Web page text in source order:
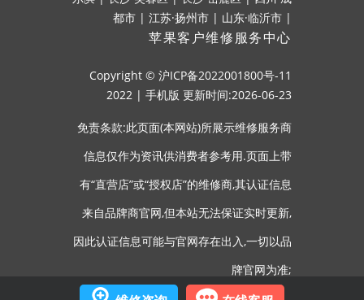
都市 | 江苏·扬州市 | 山东·临沂市 |
苹果客户维修服务中心
Copyright © 沪ICP备2022001800号-11
2022 | 手机版 更新时间:2026-06-23
免责条款:此页面(本网站)所展示维修服务商
信息仅作为资讯供消费者参考用.页面上带
有“直营店”或“授权店”的维修商,其认证信息
来自品牌商官网,但本站无法保证实时更新,
因此认证信息可能与官网存在出入,一切以品
牌官网为准;